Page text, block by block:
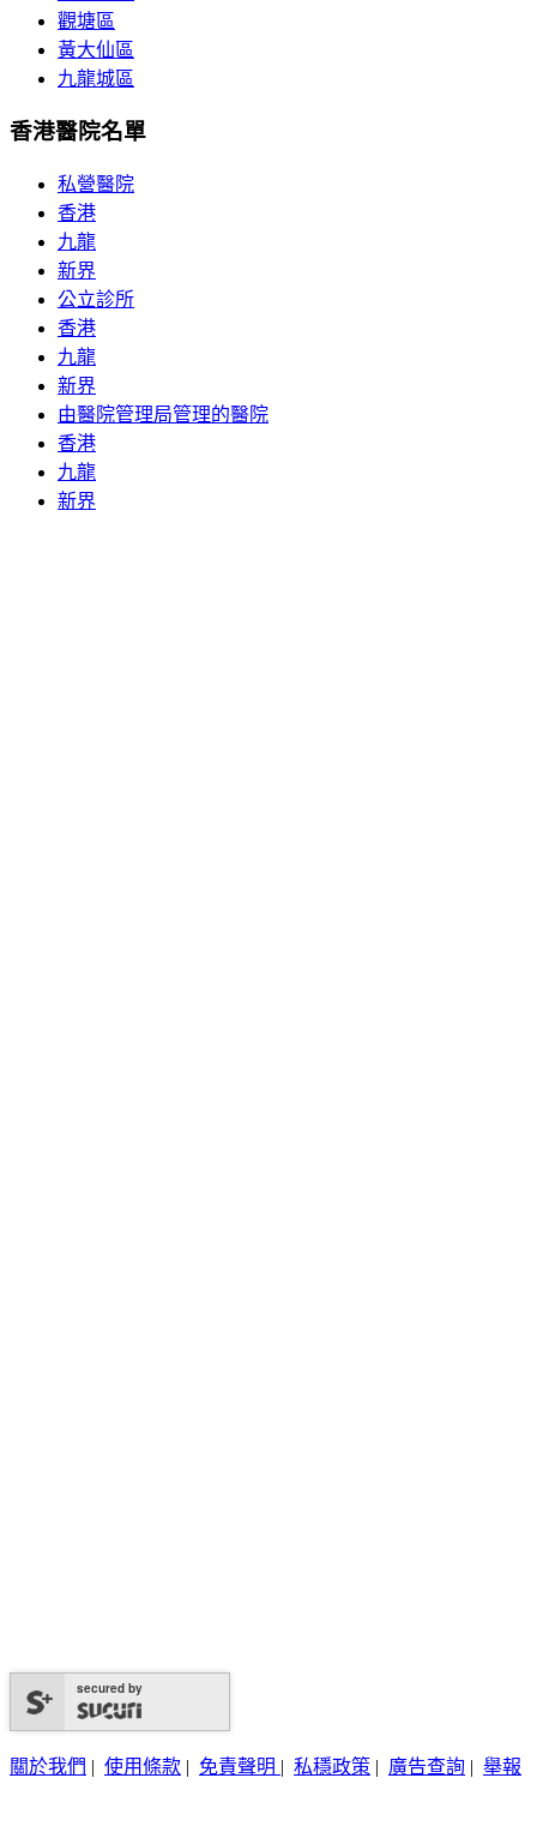
觀塘區
黃大仙區
九龍城區
香港醫院名單
私營醫院
香港
九龍
新界
公立診所
香港
九龍
新界
由醫院管理局管理的醫院
香港
九龍
新界
secured by
關於我們 | 使用條款 | 免責聲明 | 私穩政策 | 廣告查詢 | 舉報